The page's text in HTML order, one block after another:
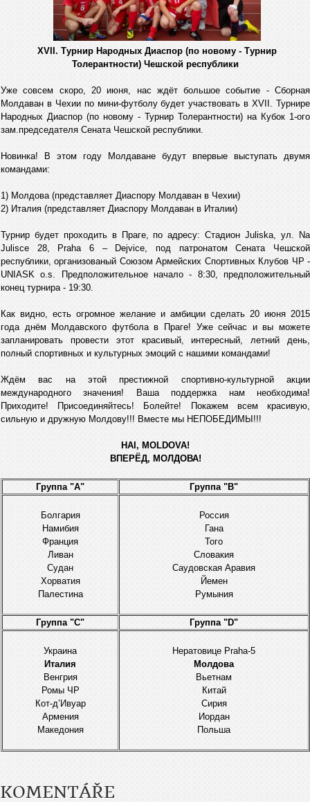
XVII. Турнир Народных Диаспор (по новому - Турнир
Толерантности) Чешской республики
Уже совсем скоро, 20 июня, нас ждёт большое событие - Сборная
Молдаван в Чехии по мини-футболу будет участвовать в XVII. Турнире
Народных Диаспор (по новому - Турнир Толерантности) на Кубок 1-ого
зам.председателя Сената Чешской республики.
Новинка! В этом году Молдаване будут впервые выступать двумя
командами:
1) Молдова (представляет Диаспору Молдаван в Чехии)
2) Италия (представляет Диаспору Молдаван в Италии)
Турнир будет проходить в Праге, по адресу: Стадион Juliska, ул. Na
Julisce 28, Praha 6 – Dejvice, под патронатом Сената Чешской
республики, организованый Союзом Армейских Спортивных Клубов ЧР -
UNIASK o.s. Предположительное начало - 8:30, предположительный
конец турнира - 19:30.
Как видно, есть огромное желание и амбиции сделать 20 июня 2015
года днём Молдавского футбола в Праге! Уже сейчас и вы можете
зaпланировать провести этот красивый, интересный, летний день,
полный спортивных и культурных эмоций с нашими командами!
Ждём вас на этой престижной спортивно-культурной акции
международного значения! Ваша поддержка нам необходима!
Приходите! Присоединяйтесь! Болейте! Покажем всем красивую,
сильную и дружную Молдову!!! Вместе мы НЕПОБЕДИМЫ!!!
HAI, MOLDOVA!
ВПЕРЁД, МОЛДОВА!
Группа "А" Группа "B"
Болгария
Намибия
Франция
Ливан
Судан
Хорватия
Палестина
Россия
Гана
Того
Словакия
Саудовская Аравия
Йемен
Румыния
Группа "C" Группа "D"
Украинa
Италия
Венгрия
Ромы ЧР
Кот-д’Ивуар
Армения
Македония
Нератовице Praha-5
Молдова
Вьетнам
Китай
Сирия
Иордан
Польша
KOMENTÁŘE